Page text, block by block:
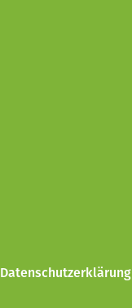
Datenschutzerklärung